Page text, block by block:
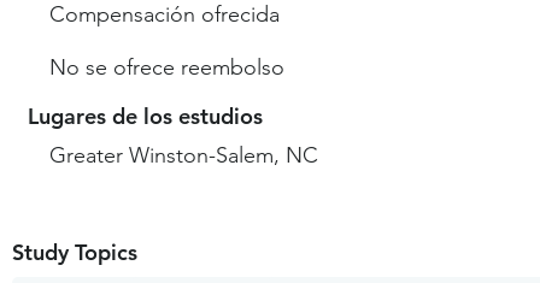
Compensación ofrecida
No se ofrece reembolso
Lugares de los estudios
Greater Winston-Salem, NC
Study Topics